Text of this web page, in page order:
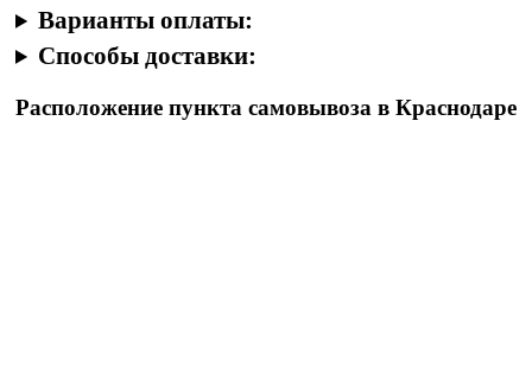
Варианты оплаты:
Способы доставки:
Расположение пункта самовывоза в Краснодаре